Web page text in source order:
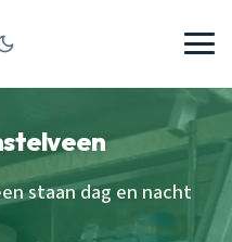
staan dag en nacht